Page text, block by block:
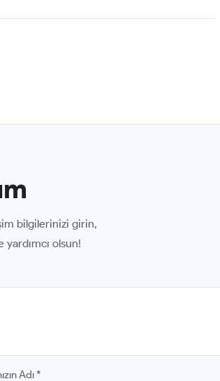
bilgilerinizi girin,
olsun!